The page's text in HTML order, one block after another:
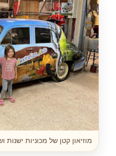
מוזיאון קטן של מכוניות ישנות